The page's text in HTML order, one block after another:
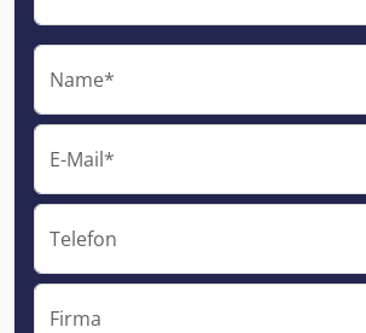
Name*
E-Mail*
Telefon
Firma